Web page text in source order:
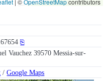
⎘
Vauchez 39570 Messia-sur-
/Google Maps